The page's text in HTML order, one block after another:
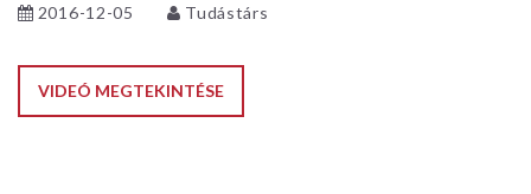
2016-12-05 Tudástárs
VIDEÓ MEGTEKINTÉSE